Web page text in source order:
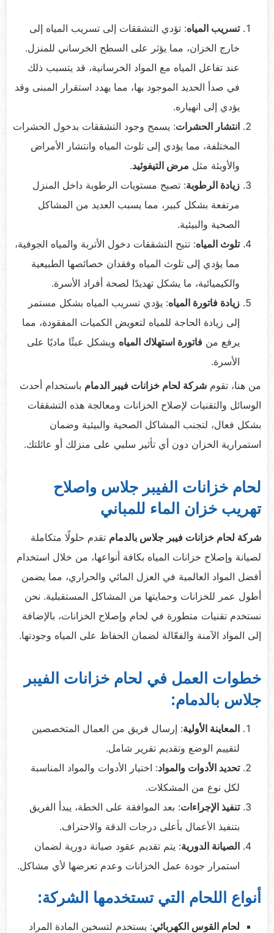
تسريب المياه: تؤدي التشققات إلى تسريب المياه إلى
خارج الخزان، مما يؤثر على السطح الخرساني للمنزل.
عند تفاعل المياه مع المواد الخرسانية، قد يتسبب ذلك
في صدأ الحديد الموجود بها، مما يهدد استقرار المبنى وقد
يؤدي إلى انهياره.
انتشار الحشرات: يسمح وجود التشققات بدخول الحشرات
المختلفة، مما يؤدي إلى تلوث المياه وانتشار الأمراض
والأوبئة مثل مرض التيفوئيد.
زيادة الرطوبة: تصبح مستويات الرطوبة داخل المنزل
مرتفعة بشكل كبير، مما يسبب العديد من المشاكل
الصحية والبيئية.
تلوث المياه: تتيح التشققات دخول الأتربة والمياه الجوفية،
مما يؤدي إلى تلوث المياه وفقدان خصائصها الطبيعية
والكيميائية، ما يشكل تهديدًا لصحة أفراد الأسرة.
زيادة فاتورة المياه: يؤدي تسريب المياه بشكل مستمر
إلى زيادة الحاجة للمياه لتعويض الكميات المفقودة، مما
يرفع من فاتورة استهلاك المياه ويشكل عبئًا ماديًا على
الأسرة.
من هنا، تقوم شركة لحام خزانات فيبر الدمام باستخدام أحدث
الوسائل والتقنيات لإصلاح الخزانات ومعالجة هذه التشققات
بشكل فعال، لتجنب المشاكل الصحية والبيئية وضمان
استمرارية الخزان دون أي تأثير سلبي على منزلك أو عائلتك.
لحام خزانات الفيبر جلاس واصلاح
تهريب خزان الماء للمباني
شركة لحام خزانات فيبر جلاس بالدمام تقدم حلولًا متكاملة
لصيانة وإصلاح خزانات المياه بكافة أنواعها، من خلال استخدام
أفضل المواد العالمية في العزل المائي والحراري، مما يضمن
أطول عمر للخزانات وحمايتها من المشاكل المستقبلية. نحن
نستخدم تقنيات متطورة في لحام وإصلاح الخزانات، بالإضافة
إلى المواد الآمنة والفعّالة لضمان الحفاظ على المياه وجودتها.
خطوات العمل في لحام خزانات الفيبر
جلاس بالدمام:
المعاينة الأولية: إرسال فريق من العمال المتخصصين
لتقييم الوضع وتقديم تقرير شامل.
تحديد الأدوات والمواد: اختيار الأدوات والمواد المناسبة
لكل نوع من المشكلات.
تنفيذ الإجراءات: بعد الموافقة على الخطة، يبدأ الفريق
بتنفيذ الأعمال بأعلى درجات الدقة والاحتراف.
الصيانة الدورية: يتم تقديم عقود صيانة دورية لضمان
استمرار جودة عمل الخزانات وعدم تعرضها لأي مشاكل.
أنواع اللحام التي تستخدمها الشركة:
لحام القوس الكهربائي: يستخدم لتسخين المادة المراد